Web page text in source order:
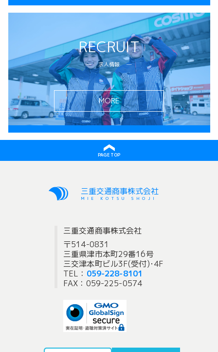
RECRUIT
求人情報
MORE
PAGE TOP
三重交通商事株式会社
MIE KOTSU SHOJI
三重交通商事株式会社
〒514-0831
三重県津市本町29番16号
三交津本町ビル3F(受付)･4F
TEL： 059-228-8101
FAX：059-225-0574